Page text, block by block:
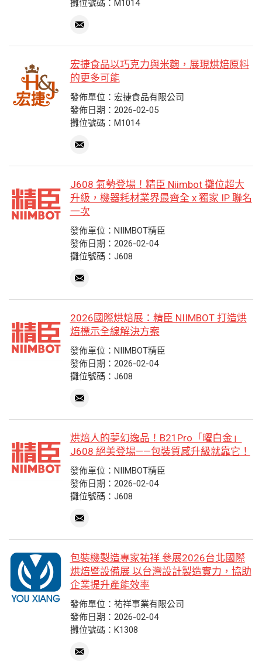
攤位號碼：M1014
宏捷食品以巧克力與米麴，展現烘焙原料
的更多可能
發佈單位：宏捷食品有限公司
發佈日期：2026-02-05
攤位號碼：M1014
J608 氣勢登場！精臣 Niimbot 攤位超大
升級，機器耗材業界最齊全 x 獨家 IP 聯名
一次
發佈單位：NIIMBOT精臣
發佈日期：2026-02-04
攤位號碼：J608
2026國際烘焙展：精臣 NIIMBOT 打造烘
焙標示全線解決方案
發佈單位：NIIMBOT精臣
發佈日期：2026-02-04
攤位號碼：J608
烘焙人的夢幻逸品！B21Pro「曜白金」
J608 絕美登場——包裝質感升級就靠它！
發佈單位：NIIMBOT精臣
發佈日期：2026-02-04
攤位號碼：J608
包裝機製造專家祐祥 參展2026台北國際
烘焙暨設備展 以台灣設計製造實力，協助
企業提升產能效率
發佈單位：祐祥事業有限公司
發佈日期：2026-02-04
攤位號碼：K1308